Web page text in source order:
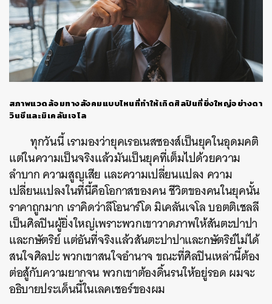
สภาพแวดล้อมทางสังคมแบบไหนที่ทำให้เกิดศิลปินที่ยิ่งใหญ่อย่างดา
วินชีและมิเคลันเจโล
ทุกวันนี้ เรามองว่ายุคเรอเนสซองส์เป็นยุคในอุดมคติ
แต่ในความเป็นจริงแล้วมันเป็นยุคที่เต็มไปด้วยความ
ลำบาก ความสูญเสีย และความเปลี่ยนแปลง ความ
เปลี่ยนแปลงในที่นี้คือโอกาสของคน ชีวิตของคนในยุคนั้น
ราคาถูกมาก เราคิดว่าลีโอนาร์โด มิเคลันเจโล บอตติเชลลี
เป็นศิลปินผู้ยิ่งใหญ่เพราะพวกเขาวาดภาพให้สันตะปาปา
และกษัตริย์ แต่อันที่จริงแล้วสันตะปาปาและกษัตริย์ไม่ได้
สนใจศิลปะ พวกเขาสนใจอำนาจ ขณะที่ศิลปินเหล่านี้ต้อง
ต่อสู้กับความยากจน พวกเขาต้องดิ้นรนให้อยู่รอด ผมจะ
อธิบายประเด็นนี้ในเลคเชอร์ของผม